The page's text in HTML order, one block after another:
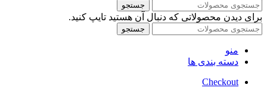
جستجو
برای دیدن محصولاتی که دنبال آن هستید تایپ کنید.
جستجو
منو
دسته بندی ها
Checkout